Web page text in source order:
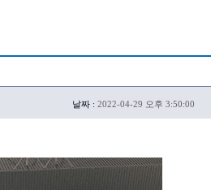
날짜 : 2022-04-29 오후 3:50:00